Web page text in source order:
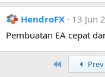
HendroFX
13 Jun
Pembuatan EA cepat
Prev